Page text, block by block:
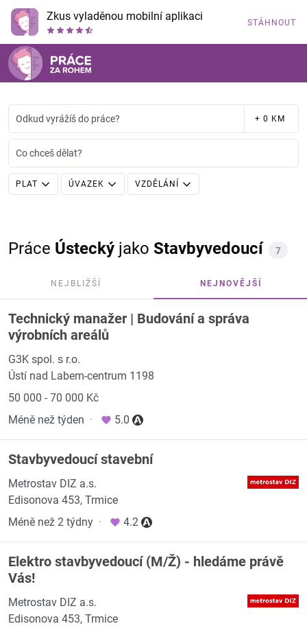
Zkus vyladěnou mobilní aplikaci STÁHNOUT
Odkud vyrážíš do práce? + 0 KM
Co chceš dělat?
PLAT ÚVAZEK VZDĚLÁNÍ
Práce Ústecký jako Stavbyvedoucí 7
NEJBLIŽŠÍ NEJNOVĚJŠÍ
Technický manažer | Budování a správa
výrobních areálů
G3K spol. s r.o.
Ústí nad Labem-centrum 1198
50 000 - 70 000 Kč
Méně než týden · 5.0
Stavbyvedoucí stavební
Metrostav DIZ a.s.
Edisonova 453, Trmice
Méně než 2 týdny · 4.2
Elektro stavbyvedoucí (M/Ž) - hledáme právě
Vás!
Metrostav DIZ a.s.
Edisonova 453, Trmice